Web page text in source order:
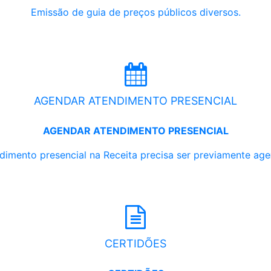
Emissão de guia de preços públicos diversos.
AGENDAR ATENDIMENTO PRESENCIAL
AGENDAR ATENDIMENTO PRESENCIAL
presencial na Receita precisa ser previamente
CERTIDÕES